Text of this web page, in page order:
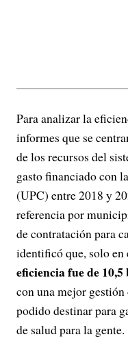
Para analizar la
informes que se
de los recursos del
gasto financiado con
(UPC) entre 2018 y
referencia por
de contratación para
identificó que, solo en
eficiencia fue de 10,5
con una mejor gestión
podido destinar para
de salud para la gente.